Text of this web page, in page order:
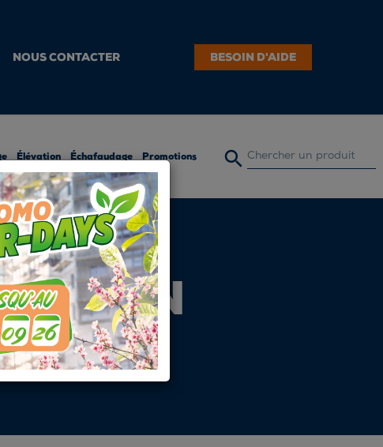
NOUS CONTACTER BESOIN D'AIDE
Élévation Échafaudage Promotions 